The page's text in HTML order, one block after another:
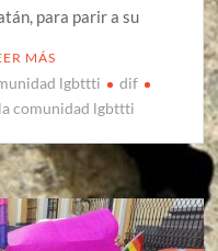
para parir a su
MÁS
lgbttti
dif
comunidad lgbttti